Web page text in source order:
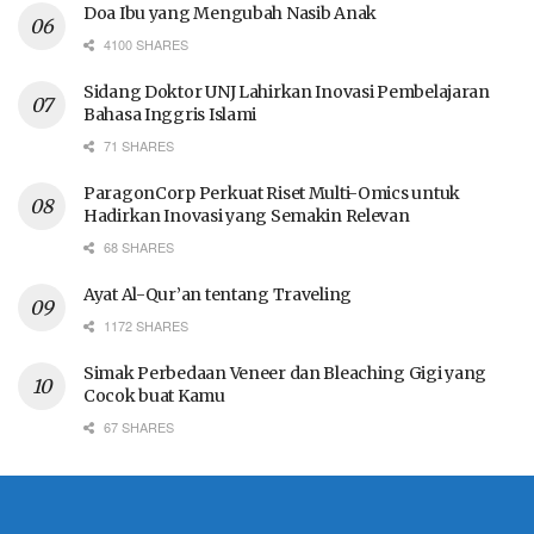
Doa Ibu yang Mengubah Nasib Anak
4100 SHARES
Sidang Doktor UNJ Lahirkan Inovasi Pembelajaran
Bahasa Inggris Islami
71 SHARES
ParagonCorp Perkuat Riset Multi-Omics untuk
Hadirkan Inovasi yang Semakin Relevan
68 SHARES
Ayat Al-Qur’an tentang Traveling
1172 SHARES
Simak Perbedaan Veneer dan Bleaching Gigi yang
Cocok buat Kamu
67 SHARES